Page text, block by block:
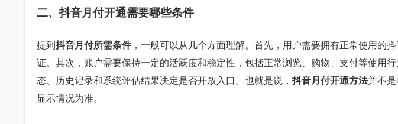
二、抖音月付开通需要哪些条件
提到 抖音月付所需条件，一般可以从几个方面理解。首先，用户需要拥有正常使用的
证。其次，账户需要保持一定的活跃度和稳定性，包括正常浏览、购物、支付等使用
态、历史记录和系统评估结果决定是否开放入口。也就是说， 抖音月付开通方法并不
显示情况为准。